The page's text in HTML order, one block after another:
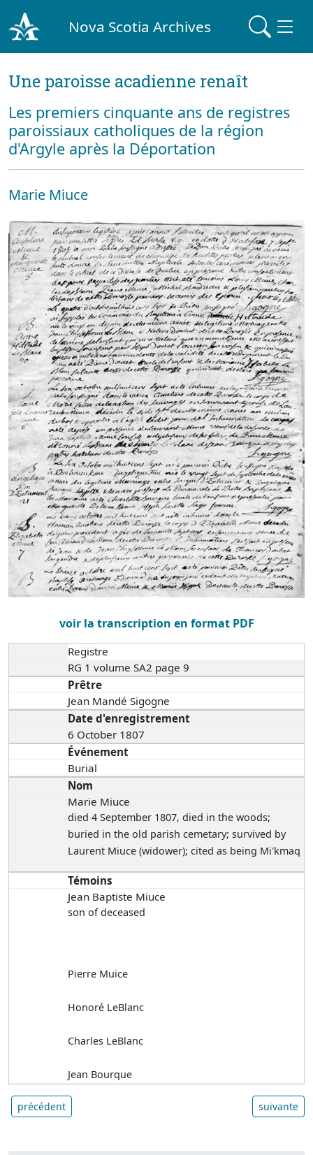
Nova Scotia Archives
Une paroisse acadienne renaît
Les premiers cinquante ans de registres
paroissiaux catholiques de la région
d'Argyle après la Déportation
Marie Miuce
voir la transcription en format PDF
Registre
RG 1 volume SA2 page 9
Prêtre
Jean Mandé Sigogne
Date d'enregistrement
6 October 1807
Événement
Burial
Nom
Marie Miuce
died 4 September 1807, died in the woods;
buried in the old parish cemetary; survived by
Laurent Miuce (widower); cited as being Mi'kmaq
Témoins
Jean Baptiste Miuce
son of deceased
Pierre Muice
Honoré LeBlanc
Charles LeBlanc
Jean Bourque
précédent suivante